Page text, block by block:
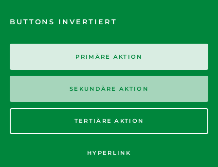
BUTTONS INVERTIERT
PRIMÄRE AKTION
SEKUNDÄRE AKTION
TERTIÄRE AKTION
HYPERLINK